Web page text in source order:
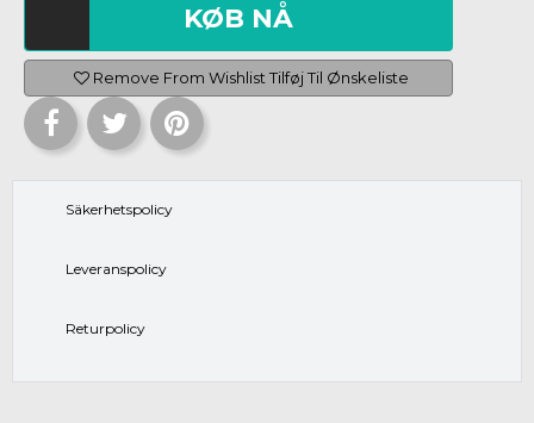
KØB NÅ
Remove From Wishlist Tilføj Til Ønskeliste
Säkerhetspolicy
Leveranspolicy
Returpolicy